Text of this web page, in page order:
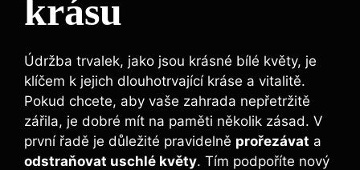
krásu
Údržba trvalek, jako jsou krásné bílé květy, je
klíčem k jejich dlouhotrvající kráse a vitalitě.⁢
Pokud chcete, aby vaše ⁣zahrada nepřetržitě
zářila, je dobré mít na‌ paměti několik zásad. V
první řadě je důležité pravidelně prořezávat ‌a ‍
odstraňovat uschlé ‍květy. Tím podpoříte nový